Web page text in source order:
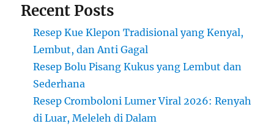
Recent Posts
Resep Kue Klepon Tradisional yang Kenyal,
Lembut, dan Anti Gagal
Resep Bolu Pisang Kukus yang Lembut dan
Sederhana
Resep Cromboloni Lumer Viral 2026: Renyah
di Luar, Meleleh di Dalam